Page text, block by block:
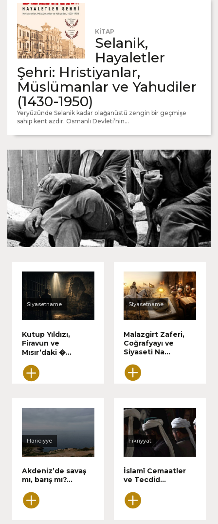
KİTAP
Selanik,
Hayaletler
Şehri: Hristiyanlar,
Müslümanlar ve Yahudiler
(1430-1950)
Yeryüzünde Selanik kadar olağanüstü zengin bir geçmişe
sahip kent azdır. Osmanlı Devleti’nin...
Dostlara ne oldu?
Siyasetname
Kutup Yıldızı,
Firavun ve
Mısır’daki �...
Siyasetname
Malazgirt Zaferi,
Coğrafyayı ve
Siyaseti Na...
Hariciyye
Akdeniz’de savaş
mı, barış mı?...
Fikriyyat
İslamî Cemaatler
ve Tecdid...